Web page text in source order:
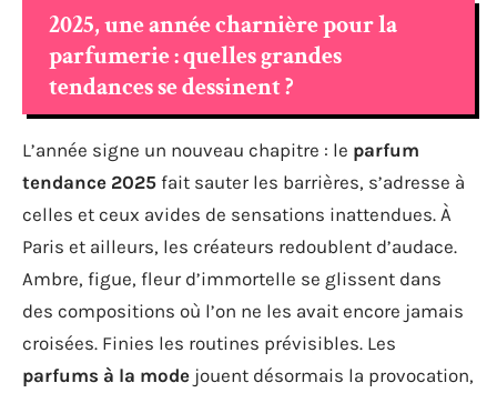
2025, une année charnière pour la
parfumerie : quelles grandes
tendances se dessinent ?
L’année signe un nouveau chapitre : le parfum
tendance 2025 fait sauter les barrières, s’adresse à
celles et ceux avides de sensations inattendues. À
Paris et ailleurs, les créateurs redoublent d’audace.
Ambre, figue, fleur d’immortelle se glissent dans
des compositions où l’on ne les avait encore jamais
croisées. Finies les routines prévisibles. Les
parfums à la mode jouent désormais la provocation,